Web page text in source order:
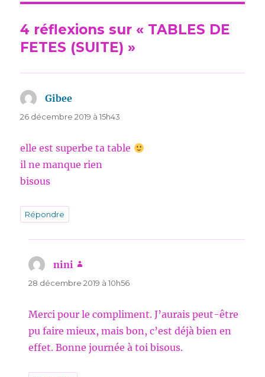
4 réflexions sur « TABLES DE
FETES (SUITE) »
Gibee
26 décembre 2019 à 15h43
elle est superbe ta table
il ne manque rien
bisous
Répondre
nini
28 décembre 2019 à 10h56
Merci pour le compliment. J’aurais peut-être
pu faire mieux, mais bon, c’est déjà bien en
effet. Bonne journée à toi bisous.